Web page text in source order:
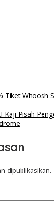
Tiket Whoosh
Kaji Pisah
dipublikasikan.